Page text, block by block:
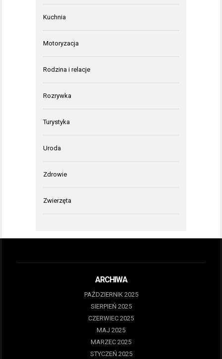
Kuchnia
Motoryzacja
Rodzina i relacje
Rozrywka
Turystyka
Uroda
Zdrowie
Zwierzęta
ARCHIWA
PAŹDZIERNIK 2025
SIERPIEŃ 2025
CZERWIEC 2025
MAJ 2025
MARZEC 2025
STYCZEŃ 2025